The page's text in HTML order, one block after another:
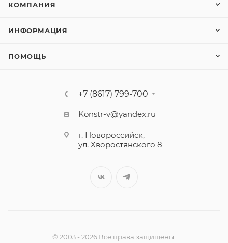
КОМПАНИЯ
ИНФОРМАЦИЯ
ПОМОЩЬ
+7 (8617) 799-700
Konstr-v@yandex.ru
г. Новороссийск,
ул. Хворостянского 8
© 2003 - 2026 Все права защищены.